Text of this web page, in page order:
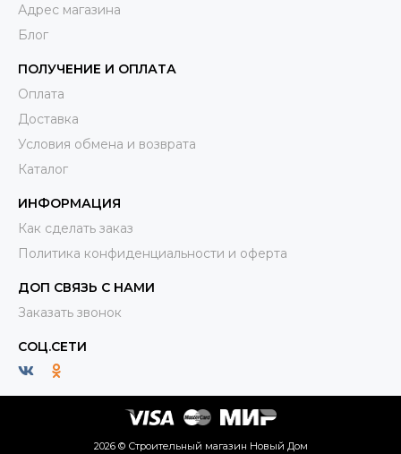
Адрес магазина
Блог
ПОЛУЧЕНИЕ И ОПЛАТА
Оплата
Доставка
Условия обмена и возврата
Каталог
ИНФОРМАЦИЯ
Как сделать заказ
Политика конфиденциальности и оферта
ДОП СВЯЗЬ С НАМИ
Заказать звонок
СОЦ.СЕТИ
2026 © Строительный магазин Новый Дом